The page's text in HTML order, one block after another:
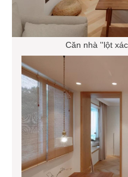
Căn nhà ''lột